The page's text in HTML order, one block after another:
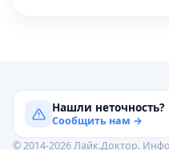
Нашли неточность?
Сообщить нам →
© 2014-2026 Лайк.Доктор.